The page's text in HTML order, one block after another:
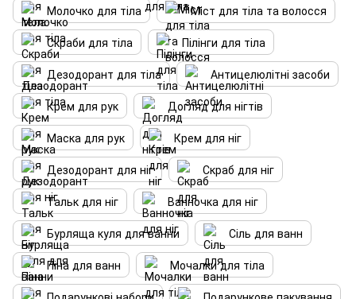
Молочко для тіла
Міст для тіла та волосся
Скраби для тіла
Пілінги для тіла
Дезодорант для тіла
Антицелюлітні засоби
Крем для рук
Догляд для нігтів
Маска для рук
Крем для ніг
Дезодорант для ніг
Скраб для ніг
Тальк для ніг
Ванночка для ніг
Бурляща куля для ванни
Сіль для ванн
Піна для ванн
Мочалки для тіла